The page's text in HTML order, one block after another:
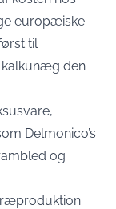
europæiske
til
kalkunæg den
Delmonico’s
og